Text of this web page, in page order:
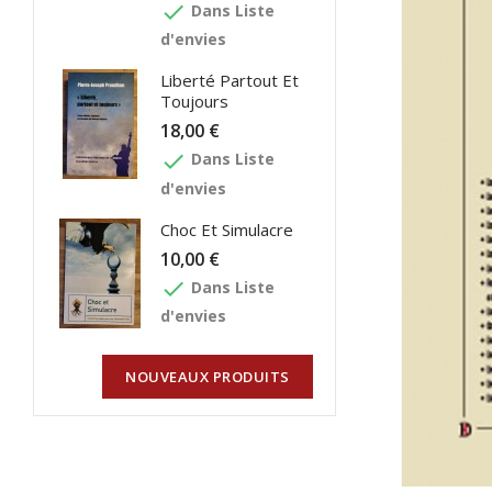
done Dans Liste
d'envies
Liberté Partout Et
Toujours
18,00 €
done Dans Liste
d'envies
Choc Et Simulacre
10,00 €
done Dans Liste
d'envies
NOUVEAUX PRODUITS